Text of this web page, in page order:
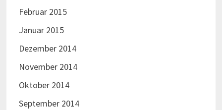
Februar 2015
Januar 2015
Dezember 2014
November 2014
Oktober 2014
September 2014